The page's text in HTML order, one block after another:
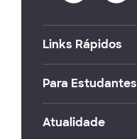
Links Rápidos
Para Estudantes
Atualidade